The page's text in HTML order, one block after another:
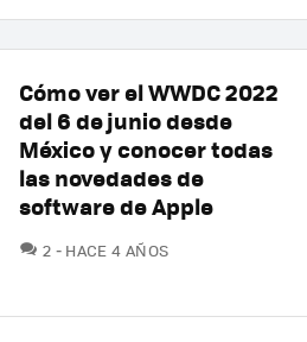
Cómo ver el WWDC 2022
del 6 de junio desde
México y conocer todas
las novedades de
software de Apple
2 COMENTARIOS
HACE 4 AÑOS